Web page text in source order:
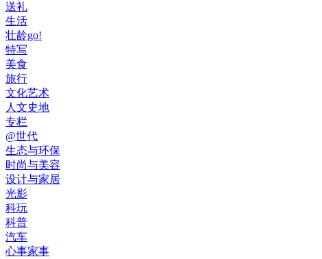
送礼
生活
壮龄go!
特写
美食
旅行
文化艺术
人文史地
专栏
@世代
生态与环保
时尚与美容
设计与家居
光影
科玩
科普
汽车
心事家事